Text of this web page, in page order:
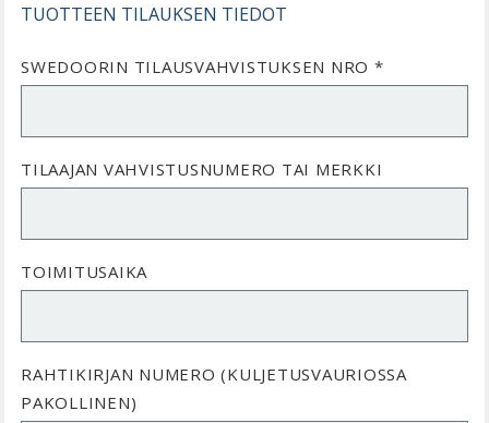
TUOTTEEN TILAUKSEN TIEDOT
SWEDOORIN TILAUSVAHVISTUKSEN NRO *
TILAAJAN VAHVISTUSNUMERO TAI MERKKI
TOIMITUSAIKA
RAHTIKIRJAN NUMERO (KULJETUSVAURIOSSA
PAKOLLINEN)